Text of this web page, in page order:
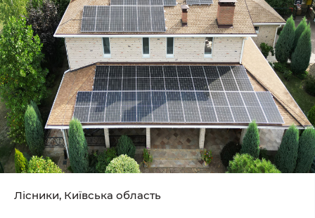
Лісники, Київська область